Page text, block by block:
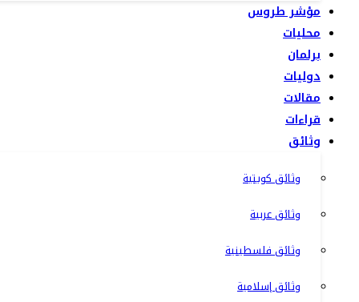
مؤشر طروس
محليات
برلمان
دوليات
مقالات
قراءات
وثائق
وثائق كويتية
وثائق عربية
وثائق فلسطينية
وثائق إسلامية